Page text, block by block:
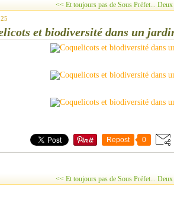
<< Et toujours pas de Sous Préfet... Deux
et biodiversité dans un
Repost 0
<< Et toujours pas de Sous Préfet... Deux